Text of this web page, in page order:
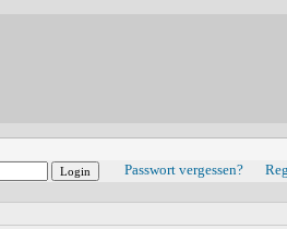
Passwort vergessen?